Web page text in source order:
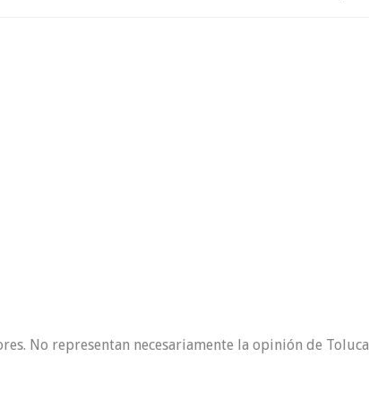
No representan necesariamente la opinión de Toluca